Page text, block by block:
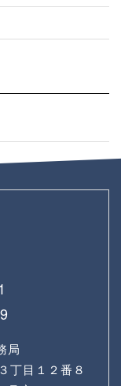
局
丁目１２番８